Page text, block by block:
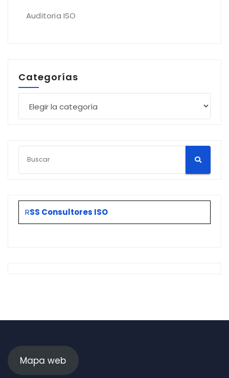
Auditoria ISO
Categorías
RSS Consultores ISO
Mapa web